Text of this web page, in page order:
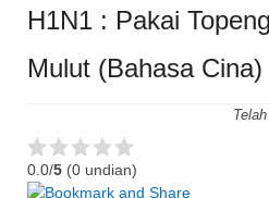
H1N1 : Pakai
Mulut (Bahasa Cina)
0.0/5 (0 undian)